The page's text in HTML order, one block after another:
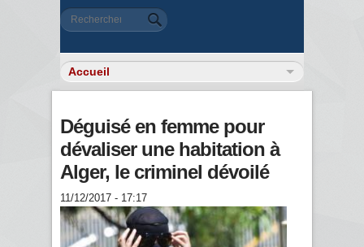
Formulaire de recherche
Rechercher
Déguisé en femme pour
dévaliser une habitation à
Alger, le criminel dévoilé
11/12/2017 - 17:17